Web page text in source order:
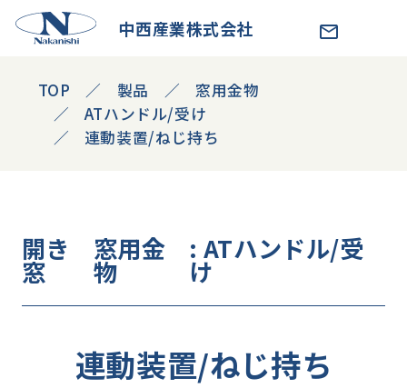
中西産業株式会社
TOP 製品
窓用金物
ATハンドル/受け
連動装置/ねじ持ち
開き
窓
窓用金
物
: ATハンドル/受
け
連動装置/ねじ持ち